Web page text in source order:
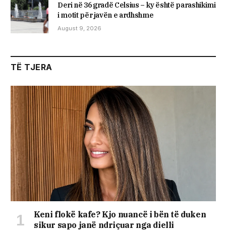
Deri në 36 gradë Celsius – ky është parashikimi
i motit për javën e ardhshme
August 9, 2026
TË TJERA
Keni flokë kafe? Kjo nuancë i bën të duken
sikur sapo janë ndriçuar nga dielli